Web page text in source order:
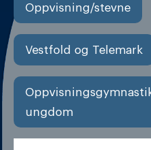
Oppvisning/stevne
Vestfold og Telemark
ungdom